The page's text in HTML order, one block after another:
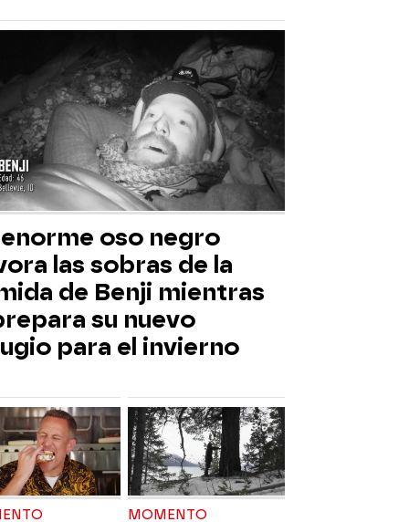
oso negro
las sobras de la
de Benji mientras
su nuevo
para el invierno
MOMENTO